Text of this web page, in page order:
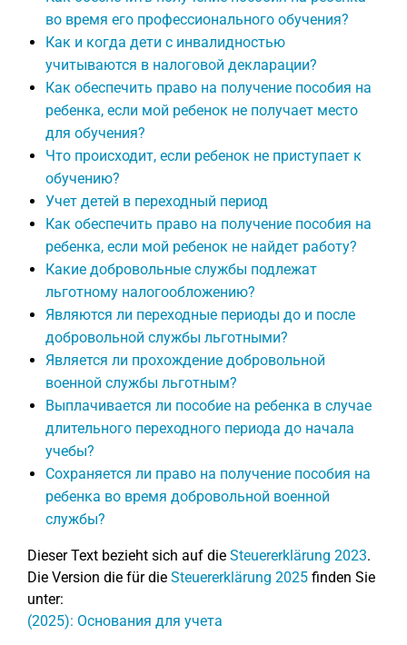
во время его профессионального обучения?
Как и когда дети с инвалидностью
учитываются в налоговой декларации?
Как обеспечить право на получение пособия на
ребенка, если мой ребенок не получает место
для обучения?
Что происходит, если ребенок не приступает к
обучению?
Учет детей в переходный период
Как обеспечить право на получение пособия на
ребенка, если мой ребенок не найдет работу?
Какие добровольные службы подлежат
льготному налогообложению?
Являются ли переходные периоды до и после
добровольной службы льготными?
Является ли прохождение добровольной
военной службы льготным?
Выплачивается ли пособие на ребенка в случае
длительного переходного периода до начала
учебы?
Сохраняется ли право на получение пособия на
ребенка во время добровольной военной
службы?
Dieser Text bezieht sich auf die Steuererklärung 2023.
Die Version die für die Steuererklärung 2025 finden Sie
unter:
(2025): Основания для учета